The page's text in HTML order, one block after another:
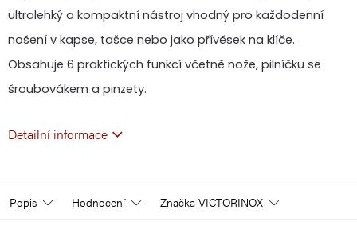
ultralehký a kompaktní nástroj vhodný pro každodenní
nošení v kapse, tašce nebo jako přívěsek na klíče.
Obsahuje 6 praktických funkcí včetně nože, pilníčku se
šroubovákem a pinzety.
Detailní informace
Popis Hodnocení Značka VICTORINOX